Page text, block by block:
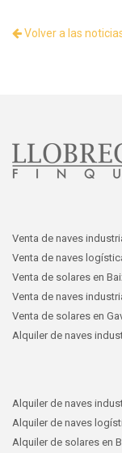
Volver a las
Venta de naves
Venta de naves
Venta de solares en
Venta de naves
Venta de solares en
Alquiler de naves
Alquiler de naves
Alquiler de naves
Alquiler de solares en